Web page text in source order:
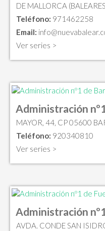
DE MALLORCA
Teléfono: 971462258
Email:
Ver series >
Administración
MAYOR, 44, CP 05600
Teléfono: 920340810
Ver series >
Administración
AVDA. CONDE SAN